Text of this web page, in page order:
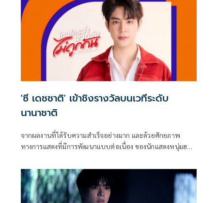
'ซี เดชชาติ' เข้าชิงรางวัลบนเวทีระดับ
นานาชาติ
จากผลงานที่ได้รับความสำเร็จอย่างมาก และด้วยศักยภาพ
ทางการแสดงที่มีการพัฒนาแบบต่อเนื่อง ของนักแสดงหนุ่มฮอต
เทนต์โพรไวเดอร์ชั้นนำของ เมืองไทย ในเครือบริษัท เดอะ วัน
เอ็นเตอร์ไพรส์ จำกัด (มหาชน)